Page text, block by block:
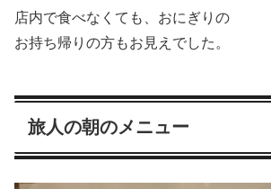
店内で食べなくても、おにぎりの
お持ち帰りの方もお見えでした。
旅人の朝のメニュー